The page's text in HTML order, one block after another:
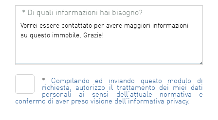
* Di quali informazioni hai bisogno?
* Compilando ed inviando questo modulo di
richiesta, autorizzo il trattamento dei miei dati
personali ai sensi dell'attuale normativa e
confermo di aver preso visione dell'informativa privacy.